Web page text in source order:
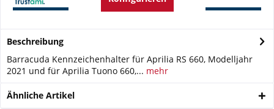
Beschreibung
Barracuda Kennzeichenhalter für Aprilia RS 660, Modelljahr
2021 und für Aprilia Tuono 660,... mehr
Ähnliche Artikel